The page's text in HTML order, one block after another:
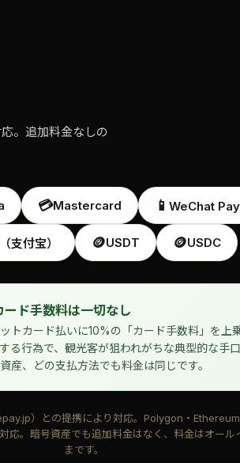
。追加料金なしの
💳Mastercard 📱 WeChat Pay
支付宝） 🪙USDT 🪙USDC
ド手数料は一切なし
トカード払いに10%の「カード手数料」を上
る行為で、観光客が狙われがちな典型的な手
産、どの支払方法でも料金は同じです。
）との提携により対応。Polygon・
応。暗号資産でも追加料金はなく、料金はオール
まです。